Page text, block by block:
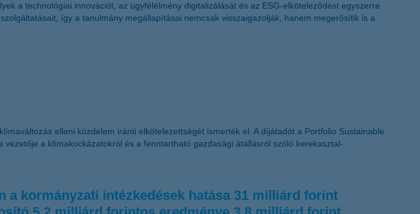
a technológiai innovációt, az ügyfélélmény digitalizálását és az ESG-elköteleződést egyszerre
így a tanulmány megállapításai nemcsak visszaigazolják, hanem megerősítik is a
elleni küzdelem iránti elkötelezettségét ismerték el. A díjátadót a Portfolio Sustainable
a klímakockázatokról és a fenntartható gazdasági átállásról szóló kerekasztal-
kormányzati intézkedések hatása 31 milliárd forint